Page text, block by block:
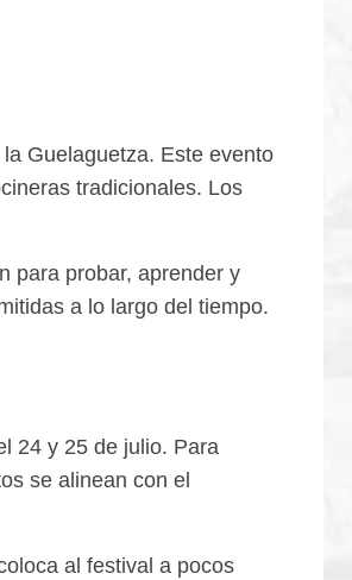
Guelaguetza. Este evento
tradicionales. Los
para probar, aprender y
a lo largo del tiempo.
24 y 25 de julio. Para
se alinean con el
al festival a pocos